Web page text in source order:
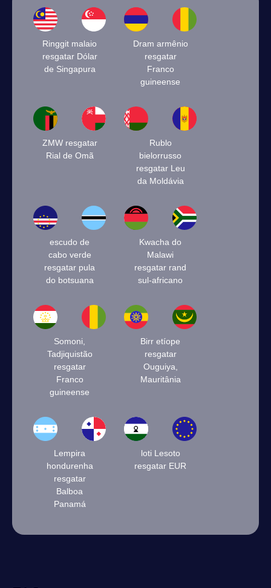
Ringgit malaio
resgatar Dólar
de Singapura
Dram armênio
resgatar
Franco
guineense
ZMW resgatar
Rial de Omã
Rublo
bielorrusso
resgatar Leu
da Moldávia
escudo de
cabo verde
resgatar pula
do botsuana
Kwacha do
Malawi
resgatar rand
sul-africano
Somoni,
Tadjiquistão
resgatar
Franco
guineense
Birr etíope
resgatar
Ouguiya,
Mauritânia
Lempira
hondurenha
resgatar
Balboa
Panamá
loti Lesoto
resgatar EUR